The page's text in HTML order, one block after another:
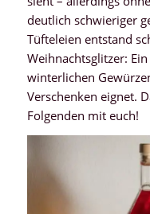
deutlich schwieriger
Tüfteleien entstand
Weihnachtsglitzer:
winterlichen
Verschenken eignet.
Folgenden mit euch!